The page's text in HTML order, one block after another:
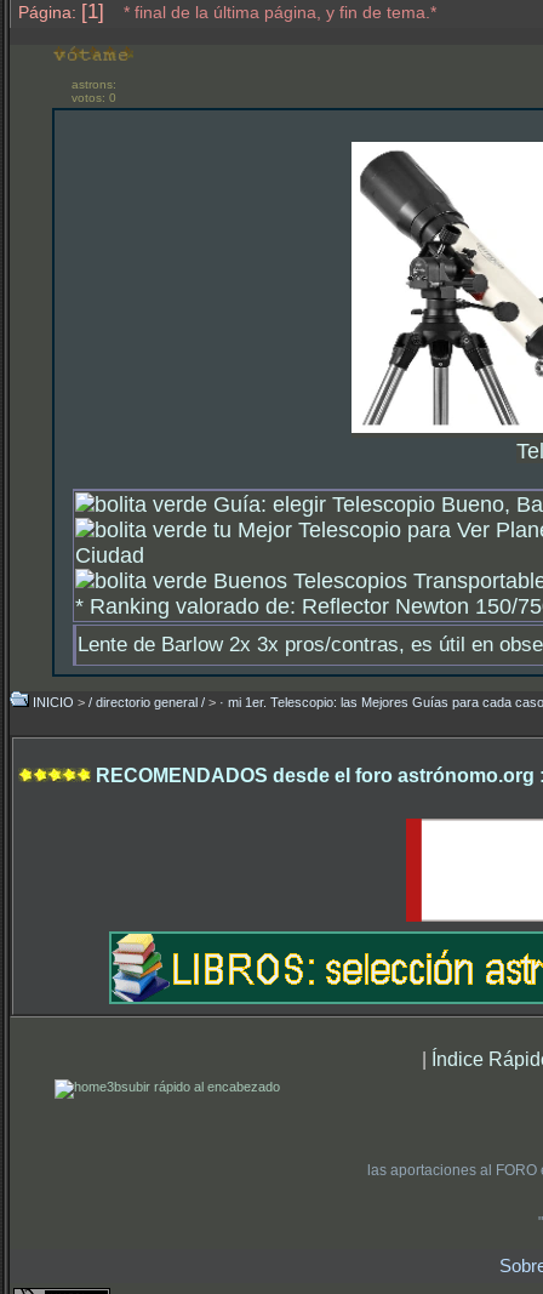
Página: [1] * final de la última página, y fin de tema.*
astrons:
votos: 0
Guía: elegir Telescopio Bueno,
tu Mejor Telescopio para Ver
Ciudad
Buenos Telescopios
* Ranking valorado de: Reflector Newton 150/
Lente de Barlow 2x 3x pros/contras, es útil en
INICIO > / directorio general / > · mi 1er. Telescopio: las Mejores Guías para cada
RECOMENDADOS desde el foro astrónomo.org
| Índice
subir rápido al encabezado
las aportaciones al